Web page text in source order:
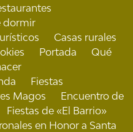
dormir
Casas rurales
Portada
Qué
Fiestas
Magos
Encuentro de
Fiestas de «El Barrio»
en Honor a Santa